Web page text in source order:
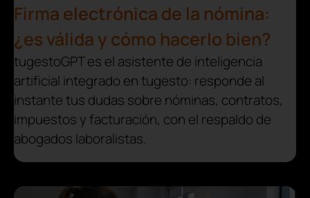
Firma electrónica de la nómina:
¿es válida y cómo hacerlo bien?
tugestoGPT es el asistente de inteligencia
artificial integrado en tugesto: responde al
instante tus dudas sobre nóminas, contratos,
impuestos y facturación, con el respaldo de
abogados laboralistas.